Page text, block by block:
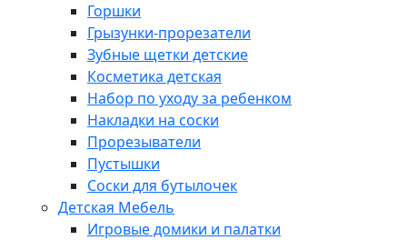
Горшки
Грызунки-прорезатели
Зубные щетки детские
Косметика детская
Набор по уходу за ребенком
Накладки на соски
Прорезыватели
Пустышки
Соски для бутылочек
Детская Мебель
Игровые домики и палатки